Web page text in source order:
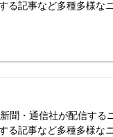
る記事など多種多様な
聞・通信社が配信する
る記事など多種多様な